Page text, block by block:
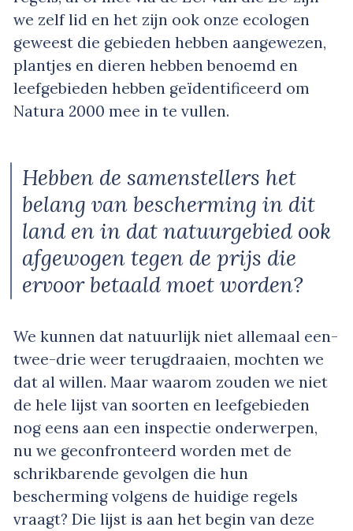
we zelf lid en het zijn ook onze ecologen
geweest die gebieden hebben aangewezen,
plantjes en dieren hebben benoemd en
leefgebieden hebben geïdentificeerd om
Natura 2000 mee in te vullen.
Hebben de samenstellers het
belang van bescherming in dit
land en in dat natuurgebied ook
afgewogen tegen de prijs die
ervoor betaald moet worden?
We kunnen dat natuurlijk niet allemaal een-
twee-drie weer terugdraaien, mochten we
dat al willen. Maar waarom zouden we niet
de hele lijst van soorten en leefgebieden
nog eens aan een inspectie onderwerpen,
nu we geconfronteerd worden met de
schrikbarende gevolgen die hun
bescherming volgens de huidige regels
vraagt? Die lijst is aan het begin van deze